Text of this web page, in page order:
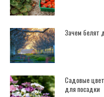
Зачем белят
Садовые
для посадки